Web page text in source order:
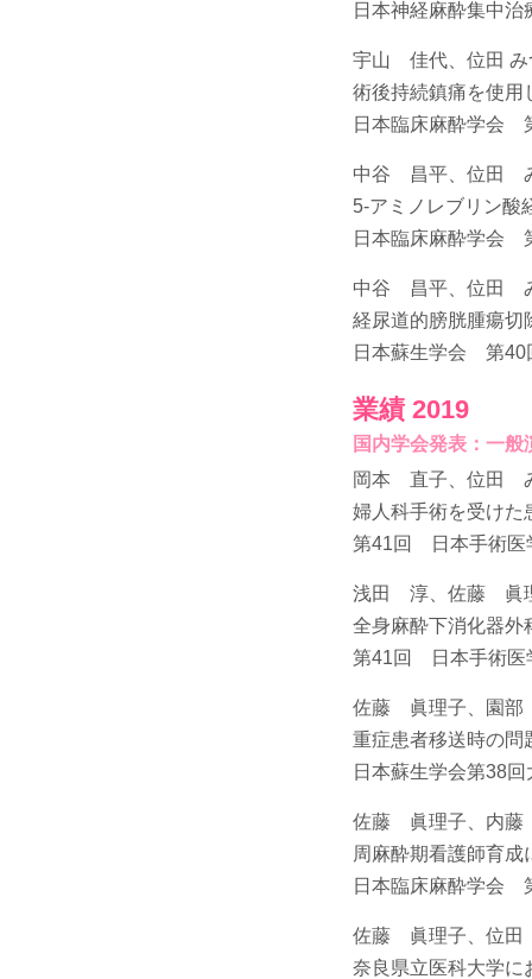
日本神経麻酔集中
宇山 佳代、位田
術後持続鎮痛を使用
日本臨床麻酔学会
中谷 昌平、位田
5-アミノレブリン酸
日本臨床麻酔学会
中谷 昌平、位田
経尿道的膀胱腫瘍切
日本蘇生学会 第40
業績 2019
国内学会発表：一般
岡本 直子、位田
婦人科手術を受けた
第41回 日本手術医
浅田 淳、佐藤 眞
全身麻酔下消化器外
第41回 日本手術医
佐藤 眞理子、園
重症患者移送時の問
日本蘇生学会第38
佐藤 眞理子、内
周麻酔期看護師育
日本臨床麻酔学会
佐藤 眞理子、位
奈良県立医科大学に